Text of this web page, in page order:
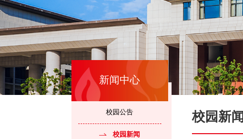
新闻中心
校园公告
校园新闻
校园新闻